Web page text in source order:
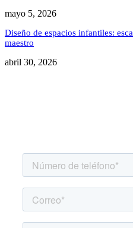
mayo 5, 2026
Diseño de espacios infantiles:
maestro
abril 30, 2026